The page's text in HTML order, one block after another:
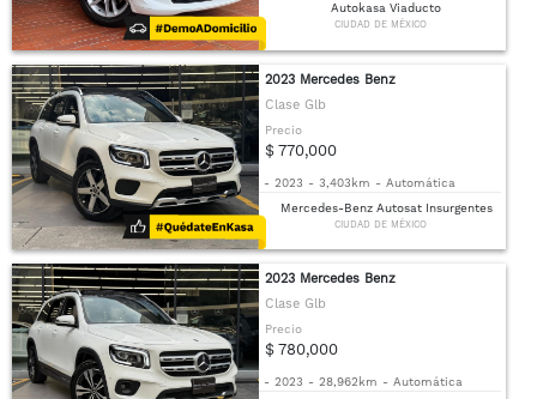
Autokasa Viaducto
CIUDAD DE MÉXICO
2023 Mercedes Benz
Clase Glb
Precio
$ 770,000
- 2023 - 3,403km - Automática
Mercedes-Benz Autosat Insurgentes
CIUDAD DE MÉXICO
2023 Mercedes Benz
Clase Glb
Precio
$ 780,000
- 2023 - 28,962km - Automática